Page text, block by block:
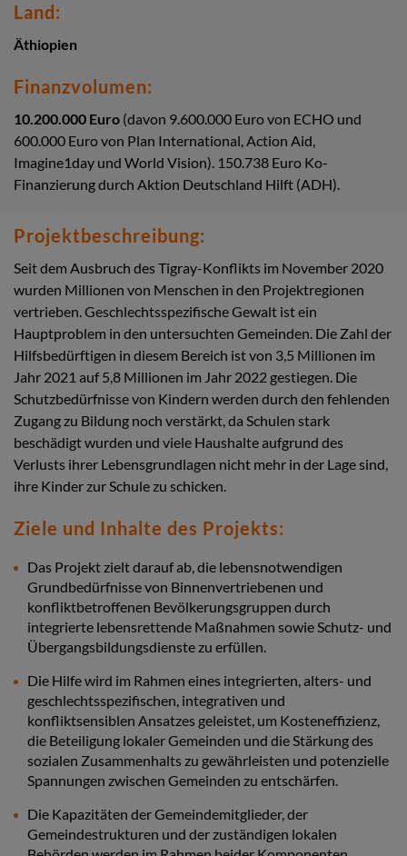
Land:
Äthiopien
Finanzvolumen:
10.200.000 Euro (davon 9.600.000 Euro von ECHO und
600.000 Euro von Plan International, Action Aid,
Imagine1day und World Vision). 150.738 Euro Ko-
Finanzierung durch Aktion Deutschland Hilft (ADH).
Projektbeschreibung:
Seit dem Ausbruch des Tigray-Konflikts im November 2020
wurden Millionen von Menschen in den Projektregionen
vertrieben. Geschlechtsspezifische Gewalt ist ein
Hauptproblem in den untersuchten Gemeinden. Die Zahl der
Hilfsbedürftigen in diesem Bereich ist von 3,5 Millionen im
Jahr 2021 auf 5,8 Millionen im Jahr 2022 gestiegen. Die
Schutzbedürfnisse von Kindern werden durch den fehlenden
Zugang zu Bildung noch verstärkt, da Schulen stark
beschädigt wurden und viele Haushalte aufgrund des
Verlusts ihrer Lebensgrundlagen nicht mehr in der Lage sind,
ihre Kinder zur Schule zu schicken.
Ziele und Inhalte des Projekts:
Das Projekt zielt darauf ab, die lebensnotwendigen
Grundbedürfnisse von Binnenvertriebenen und
konfliktbetroffenen Bevölkerungsgruppen durch
integrierte lebensrettende Maßnahmen sowie Schutz- und
Übergangsbildungsdienste zu erfüllen.
Die Hilfe wird im Rahmen eines integrierten, alters- und
geschlechtsspezifischen, integrativen und
konfliktsensiblen Ansatzes geleistet, um Kosteneffizienz,
die Beteiligung lokaler Gemeinden und die Stärkung des
sozialen Zusammenhalts zu gewährleisten und potenzielle
Spannungen zwischen Gemeinden zu entschärfen.
Die Kapazitäten der Gemeindemitglieder, der
Gemeindestrukturen und der zuständigen lokalen